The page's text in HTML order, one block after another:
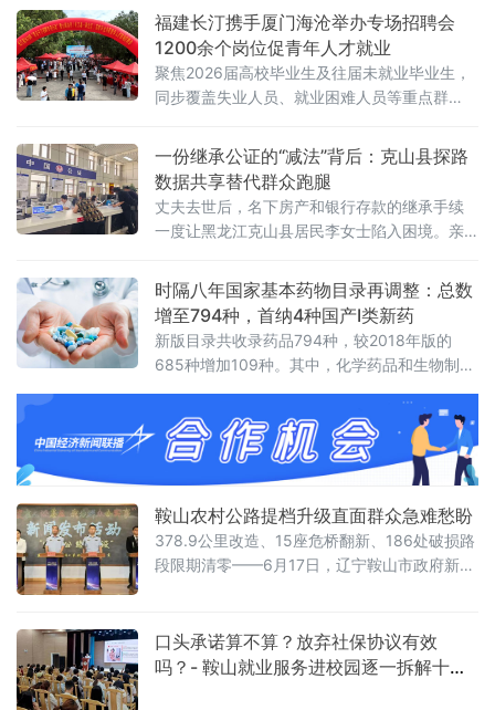
成型。院前急救是事关群众生命安全的关键民
生工程。2026年，邵东市将院前医疗急救体系
提质增效纳入全市十大重点民生实事，针对此
前急救
福建长汀携手厦门海沧举办专场招聘会
1200余个岗位促青年人才就业
聚焦2026届高校毕业生及往届未就业毕业生，
同步覆盖失业人员、就业困难人员等重点群
当日上午，招聘会现场秩序井然。
一份继承公证的“减法”背后：克山县探路
数据共享替代群众跑腿
丈夫去世后，名下房产和银行存款的继承手续
一度让黑龙江克山县居民李女士陷入困境。亲
张银行卡因密码遗忘且银行系统升级导致查询
繁琐，往返多个部门后，继承流程几乎停滞。
这是当地公证服务中常见的“堵点”场景。李女士
的遭遇并非个例，亲属关系证明难开、存款信
息查询冗长、多部门重复跑路，长期以来是群
时隔八年国家基本药物目录再调整：总数
增至794种，首纳4种国产Ⅰ类新药
新版目录共收录药品794种，较2018年版的
685种增加109种。其中，化学药品和生物制品
药318种，包含544个剂型、888个规格。据初
步测算，新版目录药品使用量占全国公立医疗
卫生机构配备药品使用总量的71%。
鞍山农村公路提档升级直面群众急难愁盼
378.9公里改造、15座危桥翻新、186处破损路
段限期清零——6月17日，辽宁鞍山市政府新闻
事务中心围绕农村公路建设、管护、民生整改
等重点工作通报阶段性成效、公布年度惠民举
口头承诺算不算？放弃社保协议有效
吗？- 鞍山就业服务进校园逐一拆解十大